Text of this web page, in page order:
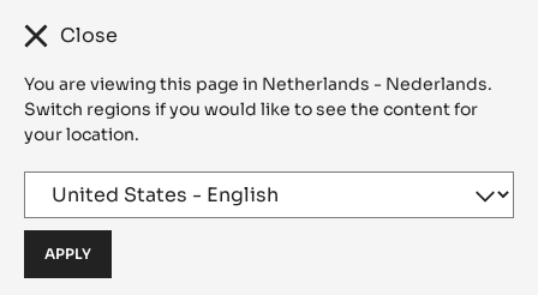
Close
You are viewing this page in Netherlands - Nederlands.
Switch regions if you would like to see the content for
your location.